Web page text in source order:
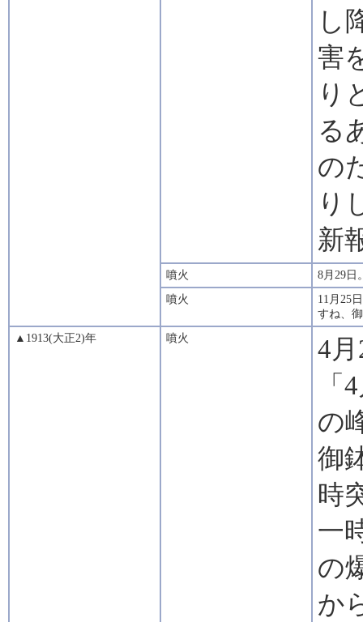
し
害
り
る
の
り
新
噴火
8月29日
噴火
11月25
すね、
▲1913(大正2)年
噴火
4
の
御
時
一
の
か